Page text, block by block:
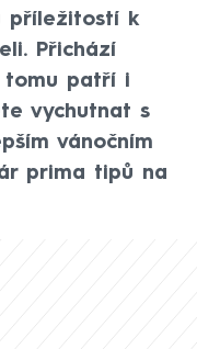
příležitostí k
Přichází
tomu patří i
vychutnat s
vánočním
prima tipů na